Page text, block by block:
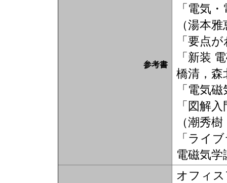
参考書
「電気
（湯本
「要点
「新装
橋清，森
「電気
「図解
（潮秀
「ライ
電磁気
オフィス